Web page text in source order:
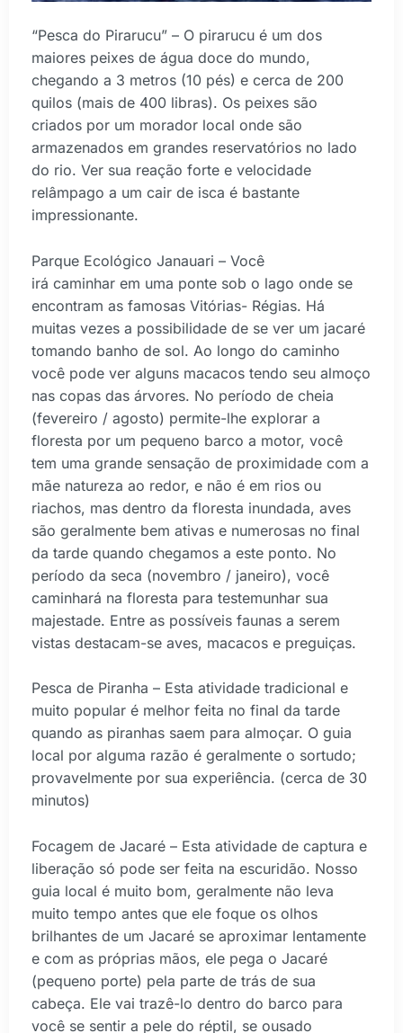
“Pesca do Pirarucu” – O pirarucu é um dos
maiores peixes de água doce do mundo,
chegando a 3 metros (10 pés) e cerca de 200
quilos (mais de 400 libras). Os peixes são
criados por um morador local onde são
armazenados em grandes reservatórios no lado
do rio. Ver sua reação forte e velocidade
relâmpago a um cair de isca é bastante
impressionante.
Parque Ecológico Janauari – Você
irá caminhar em uma ponte sob o lago onde se
encontram as famosas Vitórias- Régias. Há
muitas vezes a possibilidade de se ver um jacaré
tomando banho de sol. Ao longo do caminho
você pode ver alguns macacos tendo seu almoço
nas copas das árvores. No período de cheia
(fevereiro / agosto) permite-lhe explorar a
floresta por um pequeno barco a motor, você
tem uma grande sensação de proximidade com a
mãe natureza ao redor, e não é em rios ou
riachos, mas dentro da floresta inundada, aves
são geralmente bem ativas e numerosas no final
da tarde quando chegamos a este ponto. No
período da seca (novembro / janeiro), você
caminhará na floresta para testemunhar sua
majestade. Entre as possíveis faunas a serem
vistas destacam-se aves, macacos e preguiças.
Pesca de Piranha – Esta atividade tradicional e
muito popular é melhor feita no final da tarde
quando as piranhas saem para almoçar. O guia
local por alguma razão é geralmente o sortudo;
provavelmente por sua experiência. (cerca de 30
minutos)
Focagem de Jacaré – Esta atividade de captura e
liberação só pode ser feita na escuridão. Nosso
guia local é muito bom, geralmente não leva
muito tempo antes que ele foque os olhos
brilhantes de um Jacaré se aproximar lentamente
e com as próprias mãos, ele pega o Jacaré
(pequeno porte) pela parte de trás de sua
cabeça. Ele vai trazê-lo dentro do barco para
você se sentir a pele do réptil, se ousado